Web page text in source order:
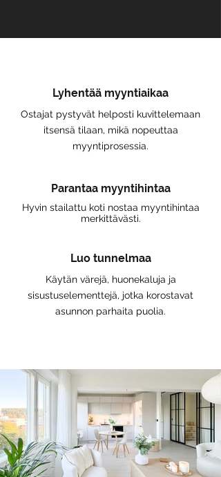
Lyhentää myyntiaikaa
Ostajat pystyvät helposti kuvittelemaan
itsensä tilaan, mikä nopeuttaa
myyntiprosessia.
Parantaa myyntihintaa
Hyvin stailattu koti nostaa myyntihintaa
merkittävästi.
Luo tunnelmaa
Käytän värejä, huonekaluja ja
sisustuselementtejä, jotka korostavat
asunnon parhaita puolia.